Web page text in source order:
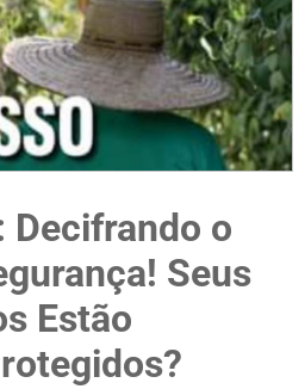
Decifrando o
Seus
Estão